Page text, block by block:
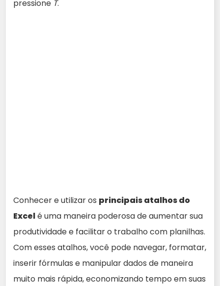
pressione T.
Conhecer e utilizar os principais atalhos do
Excelé uma maneira poderosa de aumentar sua
produtividade e facilitar o trabalho com planilhas.
Com esses atalhos, você pode navegar, formatar,
inserir fórmulas e manipular dados de maneira
muito mais rápida, economizando tempo em suas